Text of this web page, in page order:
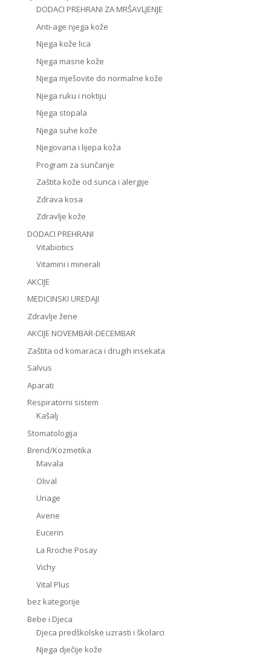
DODACI PREHRANI ZA MRŠAVLJENJE
Anti-age njega kože
Njega kože lica
Njega masne kože
Njega mješovite do normalne kože
Njega ruku i noktiju
Njega stopala
Njega suhe kože
Njegovana i lijepa koža
Program za sunčanje
Zaštita kože od sunca i alergije
Zdrava kosa
Zdravlje kože
DODACI PREHRANI
Vitabiotics
Vitamini i minerali
AKCIJE
MEDICINSKI UREDAJI
Zdravlje žene
AKCIJE NOVEMBAR-DECEMBAR
Zaštita od komaraca i drugih insekata
Salvus
Aparati
Respiratorni sistem
Kašalj
Stomatologija
Brend/Kozmetika
Mavala
Olival
Uriage
Avene
Eucerin
La Rroche Posay
Vichy
Vital Plus
bez kategorije
Bebe i Djeca
Djeca predškolske uzrasti i školarci
Njega dječije kože